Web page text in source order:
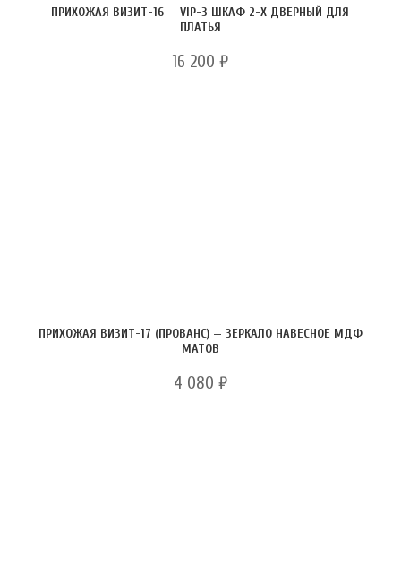
ПРИХОЖАЯ ВИЗИТ-16 — VIP-3 ШКАФ 2-Х ДВЕРНЫЙ ДЛЯ
ПЛАТЬЯ
16 200 ₽
ПРИХОЖАЯ ВИЗИТ-17 (ПРОВАНС) — ЗЕРКАЛО НАВЕСНОЕ МДФ
МАТОВ
4 080 ₽